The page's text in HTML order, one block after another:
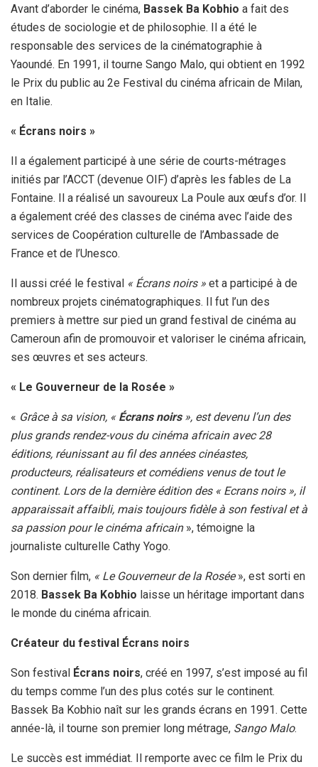
Avant d’aborder le cinéma, Bassek Ba Kobhio a fait des
études de sociologie et de philosophie. Il a été le
responsable des services de la cinématographie à
Yaoundé. En 1991, il tourne Sango Malo, qui obtient en 1992
le Prix du public au 2e Festival du cinéma africain de Milan,
en Italie.
« Écrans noirs »
Il a également participé à une série de courts-métrages
initiés par l’ACCT (devenue OIF) d’après les fables de La
Fontaine. Il a réalisé un savoureux La Poule aux œufs d’or. Il
a également créé des classes de cinéma avec l’aide des
services de Coopération culturelle de l’Ambassade de
France et de l’Unesco.
Il aussi créé le festival « Écrans noirs » et a participé à de
nombreux projets cinématographiques. Il fut l’un des
premiers à mettre sur pied un grand festival de cinéma au
Cameroun afin de promouvoir et valoriser le cinéma africain,
ses œuvres et ses acteurs.
« Le Gouverneur de la Rosée »
« Grâce à sa vision, « Écrans noirs», est devenu l’un des
plus grands rendez-vous du cinéma africain avec 28
éditions, réunissant au fil des années cinéastes,
producteurs, réalisateurs et comédiens venus de tout le
continent. Lors de la dernière édition des « Ecrans noirs », il
apparaissait affaibli, mais toujours fidèle à son festival et à
sa passion pour le cinéma africain», témoigne la
journaliste culturelle Cathy Yogo.
Son dernier film, « Le Gouverneur de la Rosée», est sorti en
2018. Bassek Ba Kobhio laisse un héritage important dans
le monde du cinéma africain.
Créateur du festival Écrans noirs
Son festival Écrans noirs, créé en 1997, s’est imposé au fil
du temps comme l’un des plus cotés sur le continent.
Bassek Ba Kobhio naît sur les grands écrans en 1991. Cette
année-là, il tourne son premier long métrage, Sango Malo.
Le succès est immédiat. Il remporte avec ce film le Prix du